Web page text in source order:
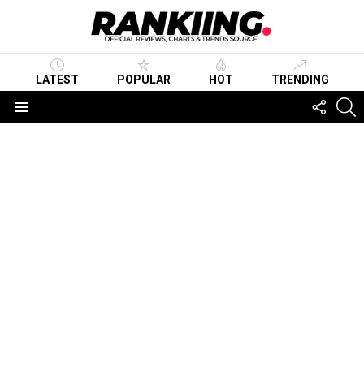
LATEST POPULAR HOT TRENDING
US